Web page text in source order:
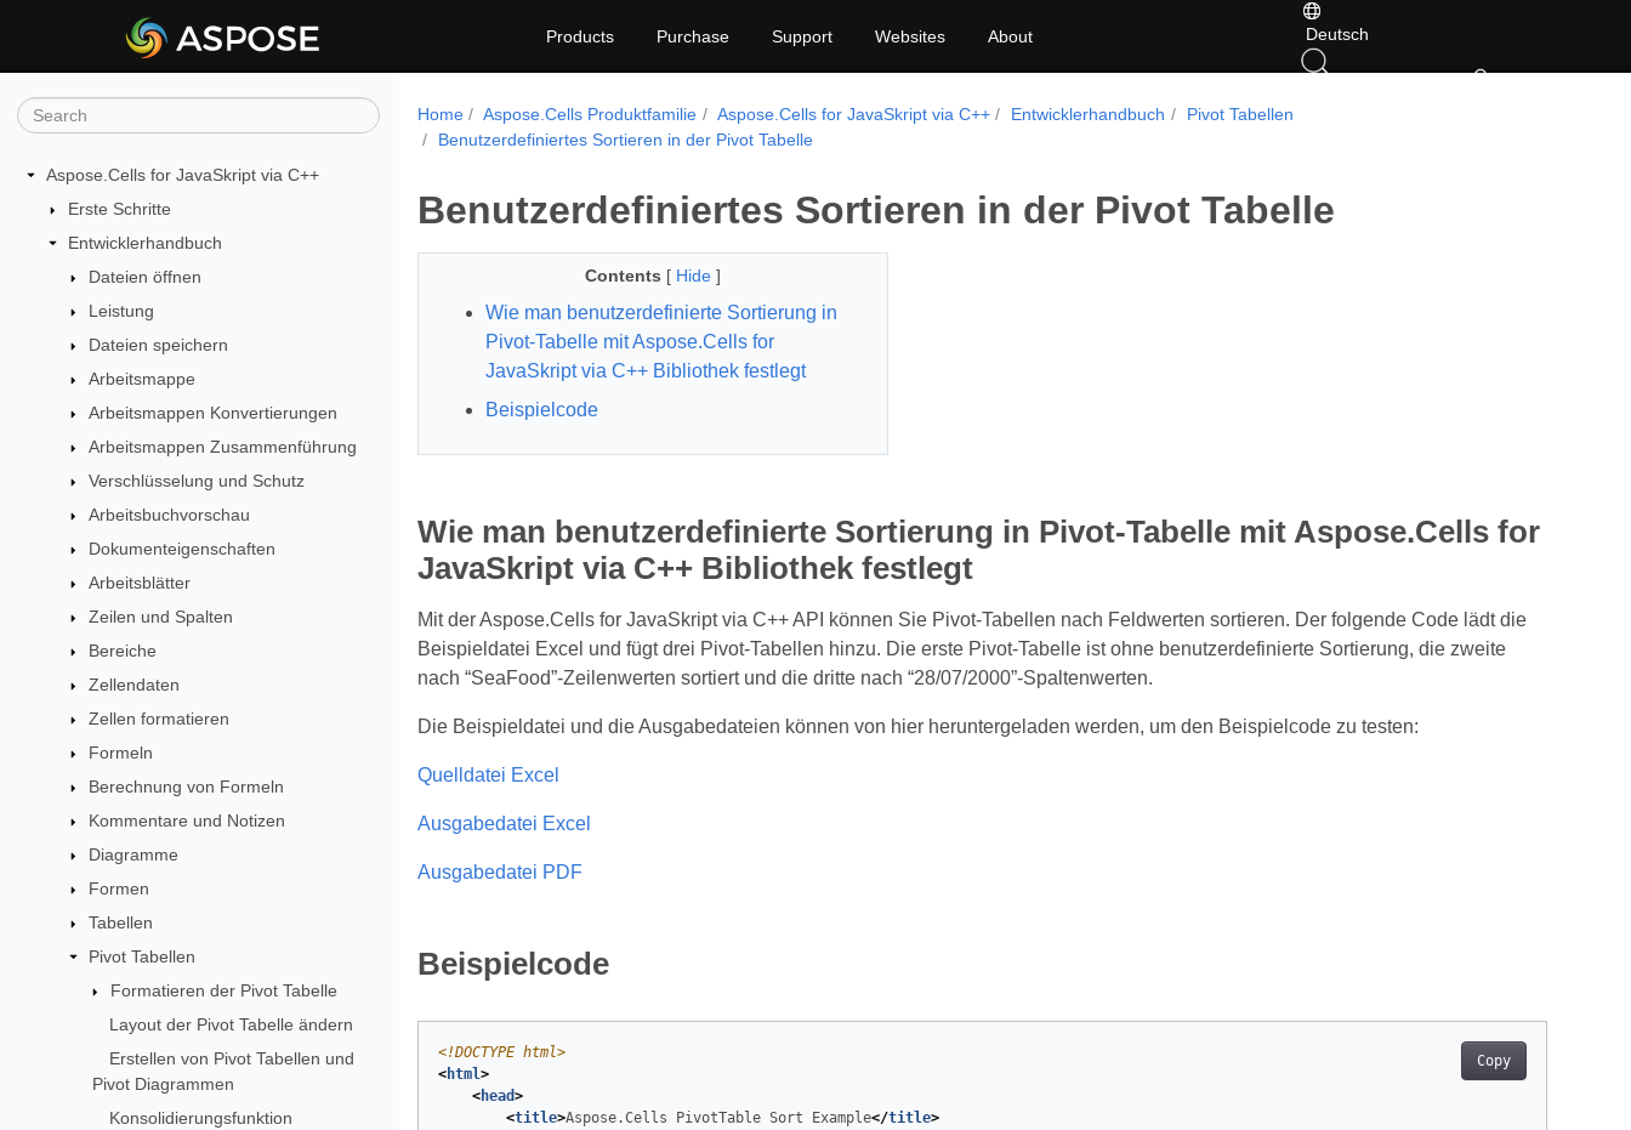
Deutsch
Products Purchase Support Websites About
Aspose.Cells for JavaSkript via C++
Erste Schritte
Entwicklerhandbuch
Dateien öffnen
Leistung
Dateien speichern
Arbeitsmappe
Arbeitsmappen Konvertierungen
Arbeitsmappen Zusammenführung
Verschlüsselung und Schutz
Arbeitsbuchvorschau
Dokumenteigenschaften
Arbeitsblätter
Zeilen und Spalten
Bereiche
Zellendaten
Zellen formatieren
Formeln
Berechnung von Formeln
Kommentare und Notizen
Diagramme
Formen
Tabellen
Pivot Tabellen
Formatieren der Pivot Tabelle
Layout der Pivot Tabelle ändern
Erstellen von Pivot Tabellen und
Pivot Diagrammen
Konsolidierungsfunktion
Home Aspose.Cells Produktfamilie Aspose.Cells for JavaSkript via C++ Entwicklerhandbuch
Pivot Tabellen
Benutzerdefiniertes Sortieren in der Pivot Tabelle
Benutzerdefiniertes Sortieren in der Pivot Tabelle
Contents [ Hide ]
Wie man benutzerdefinierte Sortierung in
Pivot-Tabelle mit Aspose.Cells for
JavaSkript via C++ Bibliothek festlegt
Beispielcode
Wie man benutzerdefinierte Sortierung in Pivot-Tabelle mit Aspose.Cells for
JavaSkript via C++ Bibliothek festlegt
Mit der Aspose.Cells for JavaSkript via C++ API können Sie Pivot-Tabellen nach Feldwerten sortieren. Der folgende Code lädt die
Beispieldatei Excel und fügt drei Pivot-Tabellen hinzu. Die erste Pivot-Tabelle ist ohne benutzerdefinierte Sortierung, die zweite
nach “SeaFood”-Zeilenwerten sortiert und die dritte nach “28/07/2000”-Spaltenwerten.
Die Beispieldatei und die Ausgabedateien können von hier heruntergeladen werden, um den Beispielcode zu testen:
Quelldatei Excel
Ausgabedatei Excel
Ausgabedatei PDF
Beispielcode
Copy
<!DOCTYPE html>
<html>
<head>
<title>Aspose.Cells PivotTable Sort Example</title>